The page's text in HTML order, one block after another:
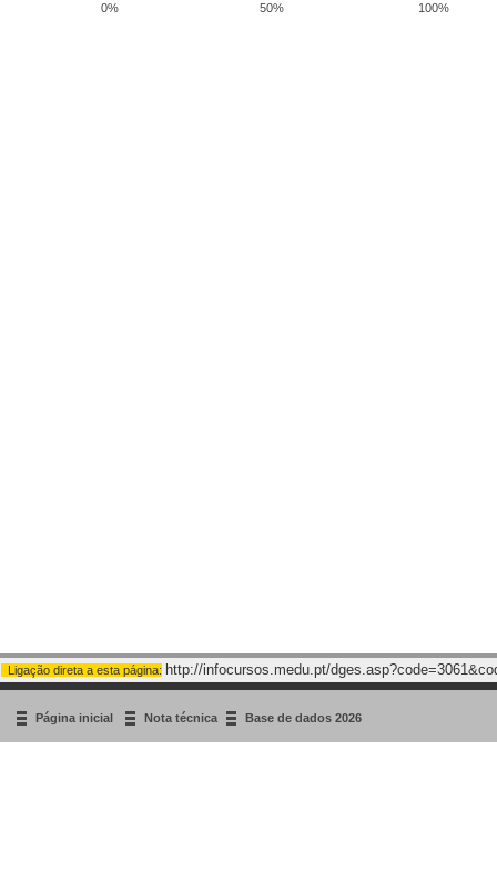
0% 50% 100%
Ligação direta a esta página: http://infocursos.medu.pt/
Página inicial Nota técnica Base de dados 2026